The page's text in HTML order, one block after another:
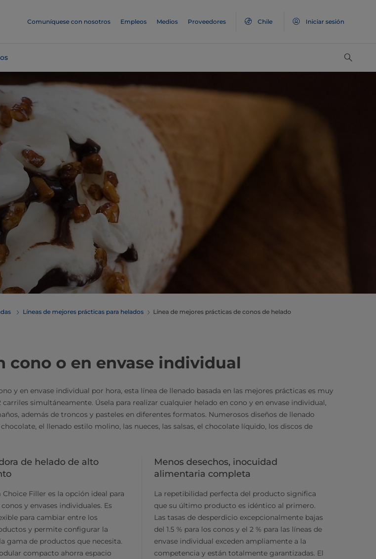
Comuníquese con nosotros Empleos Medios Proveedores Chile Iniciar sesión
Líneas de mejores prácticas para helados Línea de mejores prácticas de conos de helado
cono o en envase individual
y en envase individual por hora, esta línea de llenado basada en las mejores prácticas es muy
simultáneamente. Úsela para realizar cualquier helado en cono y en envase individual,
además de troncos y pasteles en diferentes formatos. Numerosos diseños de llenado
el llenado estilo molino, las nueces, las salsas, el chocolate líquido, los discos de
de helado de alto
Filler es la opción ideal para
y envases individuales. Es
para cambiar entre los
y permite configurar la
gama de productos que necesita.
compacto ahorra espacio
Menos desechos, inocuidad
alimentaria completa
La repetibilidad perfecta del producto significa
que su último producto es idéntico al primero.
Las tasas de desperdicio excepcionalmente bajas
del 1.5 % para los conos y el 2 % para las líneas de
envase individual exceden ampliamente a la
competencia y están totalmente garantizadas. El